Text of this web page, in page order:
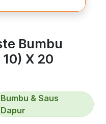
Bumbu
X 20
Bumbu & Saus
Dapur